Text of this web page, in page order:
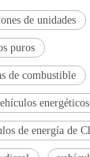
de unidades
puros
de combustible
energéticos.
de energía de
Tambores de freno para camiones y remolques de servicio pesado